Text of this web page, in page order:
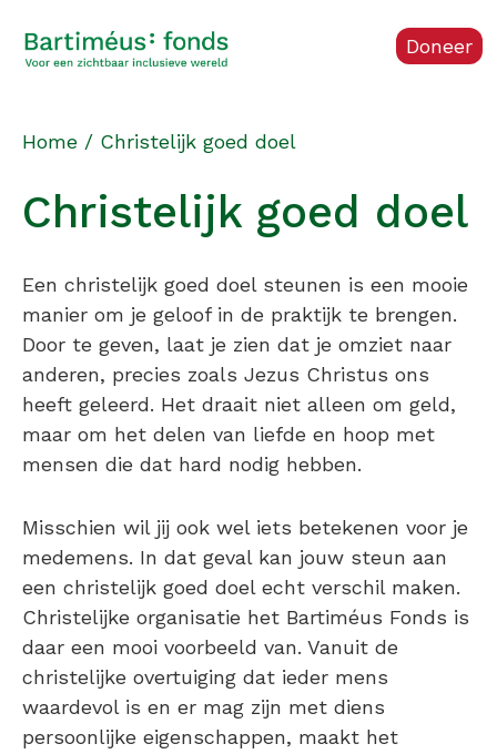
Doneer
Home / Christelijk goed doel
Christelijk goed doel
Een christelijk goed doel steunen is een mooie
manier om je geloof in de praktijk te brengen.
Door te geven, laat je zien dat je omziet naar
anderen, precies zoals Jezus Christus ons
heeft geleerd. Het draait niet alleen om geld,
maar om het delen van liefde en hoop met
mensen die dat hard nodig hebben.
Misschien wil jij ook wel iets betekenen voor je
medemens. In dat geval kan jouw steun aan
een christelijk goed doel echt verschil maken.
Christelijke organisatie het Bartiméus Fonds is
daar een mooi voorbeeld van. Vanuit de
christelijke overtuiging dat ieder mens
waardevol is en er mag zijn met diens
persoonlijke eigenschappen, maakt het